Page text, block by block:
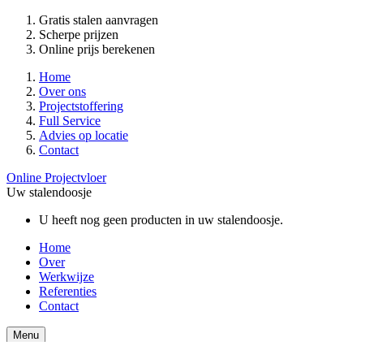
Gratis stalen aanvragen
Scherpe prijzen
Online prijs berekenen
Home
Over ons
Projectstoffering
Full Service
Advies op locatie
Contact
Online Projectvloer
Uw stalendoosje
U heeft nog geen producten in uw stalendoosje.
Home
Over
Werkwijze
Referenties
Contact
Menu